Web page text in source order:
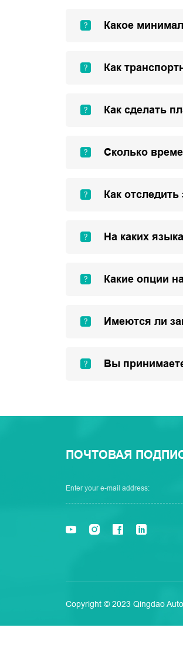
Какое
Как
Как сделать
Сколько
Как отследить
На каких
Какие опции
Имеются ли
Вы
ПОЧТОВАЯ
Copyright © 2023 Qingdao